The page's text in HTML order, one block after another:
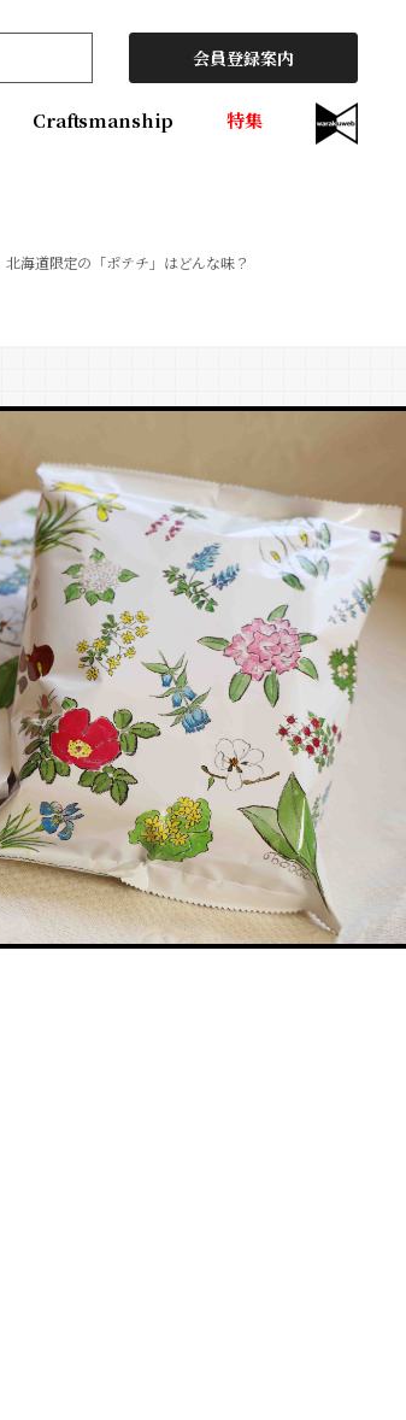
会員登録案内
Craftsmanship 特集
海道限定の「ポテチ」はどんな味？